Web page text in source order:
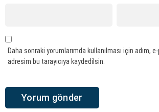
Daha sonraki yorumlarımda kullanılması için adım,
adresim bu tarayıcıya kaydedilsin.